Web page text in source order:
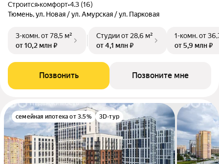
Строится•комфорт•4.3 (16)
Тюмень, ул. Новая / ул. Амурская / ул. Парковая
3-комн.от 78,5 м²
от 10,2 млн ₽
Студииот 28,6 м²
от 4,1 млн ₽
1-комн.от
от 5,9 млн ₽
Позвонить Позвоните мне
семейная ипотека от 3.5% 3D-тур